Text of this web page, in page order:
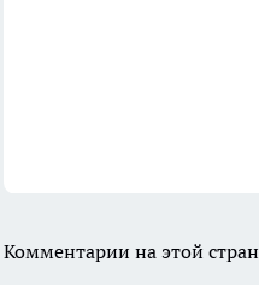
Комментарии на этой